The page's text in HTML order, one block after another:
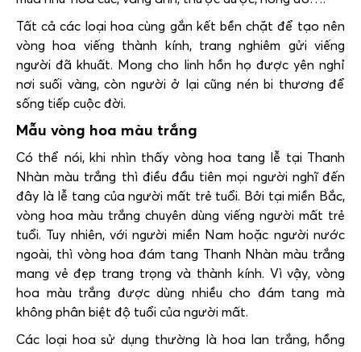
Tất cả các loại hoa cùng gắn kết bền chặt để tạo nên
vòng hoa viếng thành kính, trang nghiêm gửi viếng
người đã khuất. Mong cho linh hồn họ được yên nghỉ
nơi suối vàng, còn người ở lại cũng nén bi thương để
sống tiếp cuộc đời.
Mẫu vòng hoa màu trắng
Có thể nói, khi nhìn thấy vòng hoa tang lễ tại Thanh
Nhàn màu trắng thì điều đầu tiên mọi người nghĩ đến
đây là lễ tang của người mất trẻ tuổi. Bởi tại miền Bắc,
vòng hoa màu trắng chuyên dùng viếng người mất trẻ
tuổi. Tuy nhiên, với người miền Nam hoặc người nước
ngoài, thì vòng hoa đám tang Thanh Nhàn màu trắng
mang vẻ đẹp trang trọng và thành kính. Vì vậy, vòng
hoa màu trắng được dùng nhiều cho đám tang mà
không phân biệt độ tuổi của người mất.
Các loại hoa sử dụng thường là hoa lan trắng, hồng